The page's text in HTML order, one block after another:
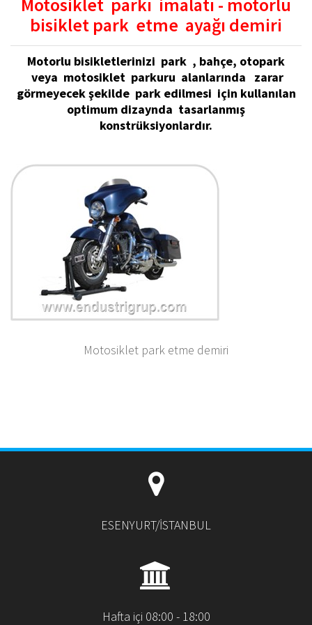
bisiklet park etme ayağı demiri
Motorlu bisikletlerinizi park , bahçe, otopark
veya motosiklet parkuru alanlarında zarar
görmeyecek şekilde park edilmesi için kullanılan
optimum dizaynda tasarlanmış
konstrüksiyonlardır.
Motosiklet park etme demiri
ESENYURT/İSTANBUL
Hafta içi 08:00 - 18:00